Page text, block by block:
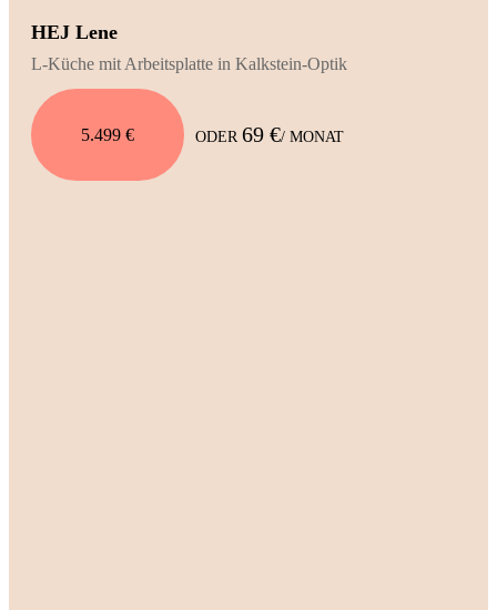
HEJ Lene
L-Küche mit Arbeitsplatte in Kalkstein-Optik
5.499 € ODER 69 €/ MONAT